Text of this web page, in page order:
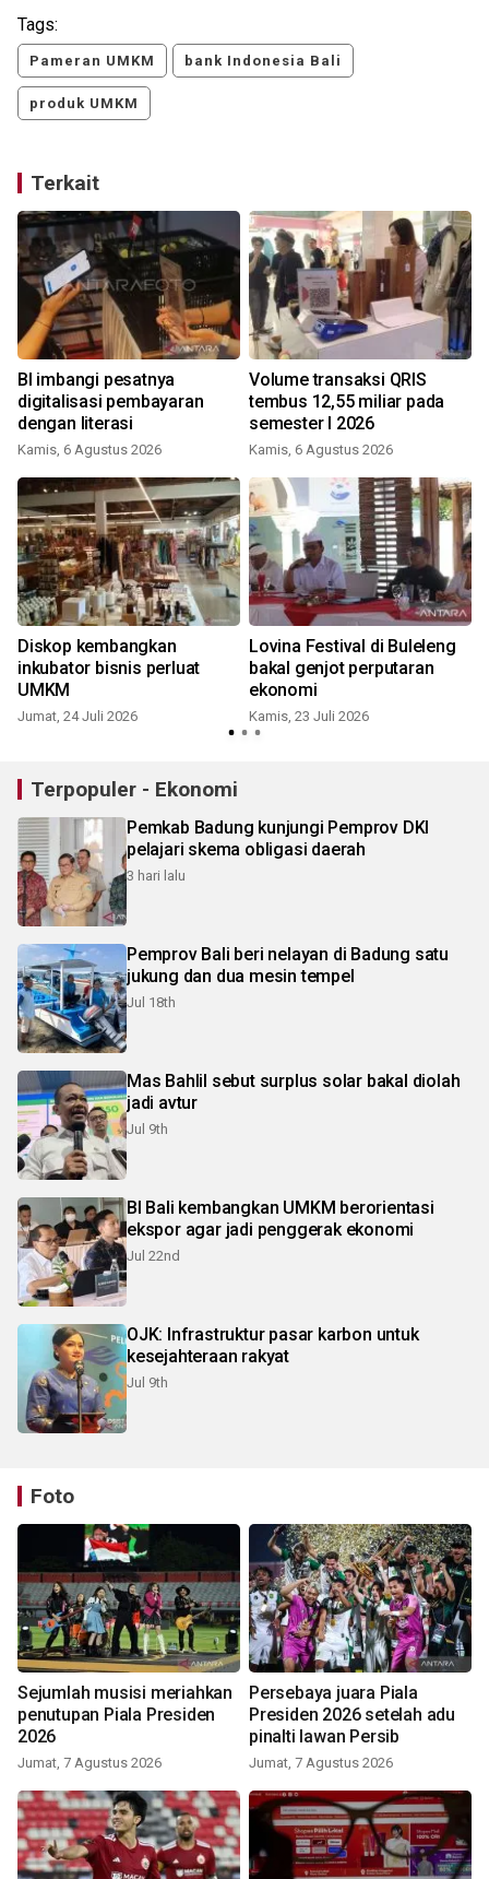
Tags:
Pameran UMKM bank Indonesia Bali
produk UMKM
Terkait
BI imbangi pesatnya
digitalisasi pembayaran
dengan literasi
Kamis, 6 Agustus 2026
Volume transaksi QRIS
tembus 12,55 miliar pada
semester I 2026
Kamis, 6 Agustus 2026
Diskop kembangkan
inkubator bisnis perluat
UMKM
Jumat, 24 Juli 2026
Lovina Festival di Buleleng
bakal genjot perputaran
ekonomi
Kamis, 23 Juli 2026
Terpopuler - Ekonomi
Pemkab Badung kunjungi Pemprov DKI
pelajari skema obligasi daerah
3 hari lalu
Pemprov Bali beri nelayan di Badung satu
jukung dan dua mesin tempel
Jul 18th
Mas Bahlil sebut surplus solar bakal diolah
jadi avtur
Jul 9th
BI Bali kembangkan UMKM berorientasi
ekspor agar jadi penggerak ekonomi
Jul 22nd
OJK: Infrastruktur pasar karbon untuk
kesejahteraan rakyat
Jul 9th
Foto
Sejumlah musisi meriahkan
penutupan Piala Presiden
2026
Jumat, 7 Agustus 2026
Persebaya juara Piala
Presiden 2026 setelah adu
pinalti lawan Persib
Jumat, 7 Agustus 2026